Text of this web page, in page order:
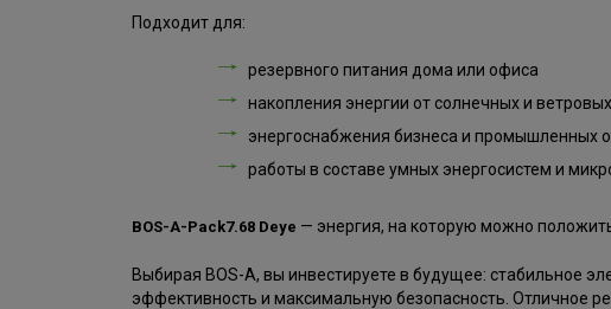
Подходит для:
резервного питания дома или офиса
накопления энергии от солнечных и
энергоснабжения бизнеса и промышленных
работы в составе умных энергосистем и
BOS-A-Pack7.68 Deye — энергия, на которую можно
Выбирая BOS-A, вы инвестируете в будущее: стабильное
эффективность и максимальную безопасность. Отличное